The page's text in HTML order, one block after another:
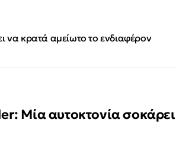
να κρατά αμείωτο το ενδιαφέρον
Μία αυτοκτονία σοκάρει